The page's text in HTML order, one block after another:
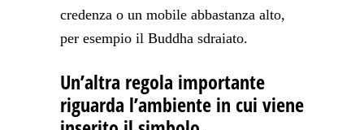
credenza o un mobile abbastanza alto,
per esempio il Buddha sdraiato.
Un’altra regola importante
riguarda l’ambiente in cui viene